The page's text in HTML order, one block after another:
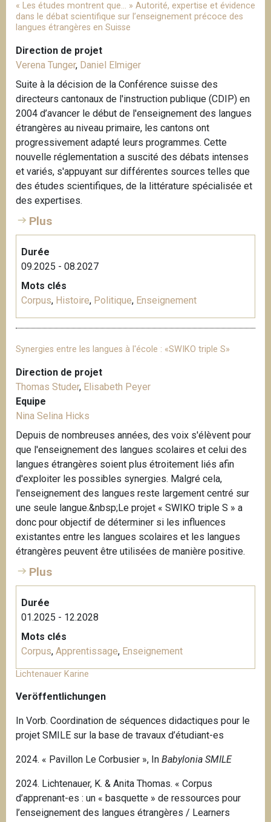
« Les études montrent que… » Autorité, expertise et évidence
dans le débat scientifique sur l’enseignement précoce des
langues étrangères en Suisse
Direction de projet
Verena Tunger, Daniel Elmiger
Suite à la décision de la Conférence suisse des
directeurs cantonaux de l'instruction publique (CDIP) en
2004 d’avancer le début de l'enseignement des langues
étrangères au niveau primaire, les cantons ont
progressivement adapté leurs programmes. Cette
nouvelle réglementation a suscité des débats intenses
et variés, s'appuyant sur différentes sources telles que
des études scientifiques, de la littérature spécialisée et
des expertises.
Plus
Durée
09.2025 - 08.2027
Mots clés
Corpus, Histoire, Politique, Enseignement
Synergies entre les langues à l'école : «SWIKO triple S»
Direction de projet
Thomas Studer, Elisabeth Peyer
Equipe
Nina Selina Hicks
Depuis de nombreuses années, des voix s'élèvent pour
que l'enseignement des langues scolaires et celui des
langues étrangères soient plus étroitement liés afin
d'exploiter les possibles synergies. Malgré cela,
l'enseignement des langues reste largement centré sur
une seule langue.&nbsp;Le projet « SWIKO triple S » a
donc pour objectif de déterminer si les influences
existantes entre les langues scolaires et les langues
étrangères peuvent être utilisées de manière positive.
Plus
Durée
01.2025 - 12.2028
Mots clés
Corpus, Apprentissage, Enseignement
Lichtenauer Karine
Veröffentlichungen
In Vorb. Coordination de séquences didactiques pour le
projet SMILE sur la base de travaux d’étudiant-es
2024. « Pavillon Le Corbusier », In Babylonia SMILE
2024. Lichtenauer, K. & Anita Thomas. « Corpus
d’apprenant-es : un « basquette » de ressources pour
l’enseignement des langues étrangères / Learners